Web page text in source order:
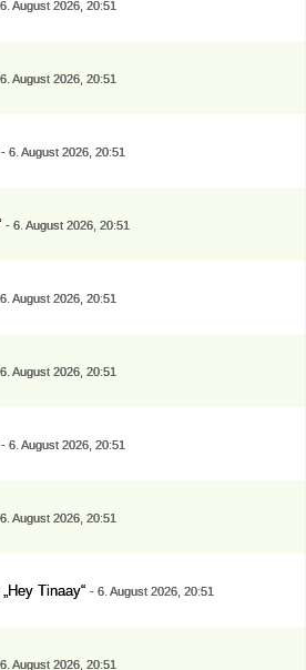
6. August 2026, 20:51
6. August 2026, 20:51
- 6. August 2026, 20:51
- 6. August 2026, 20:51
6. August 2026, 20:51
6. August 2026, 20:51
- 6. August 2026, 20:51
6. August 2026, 20:51
Tinaay“ - 6. August 2026, 20:51
6. August 2026, 20:51